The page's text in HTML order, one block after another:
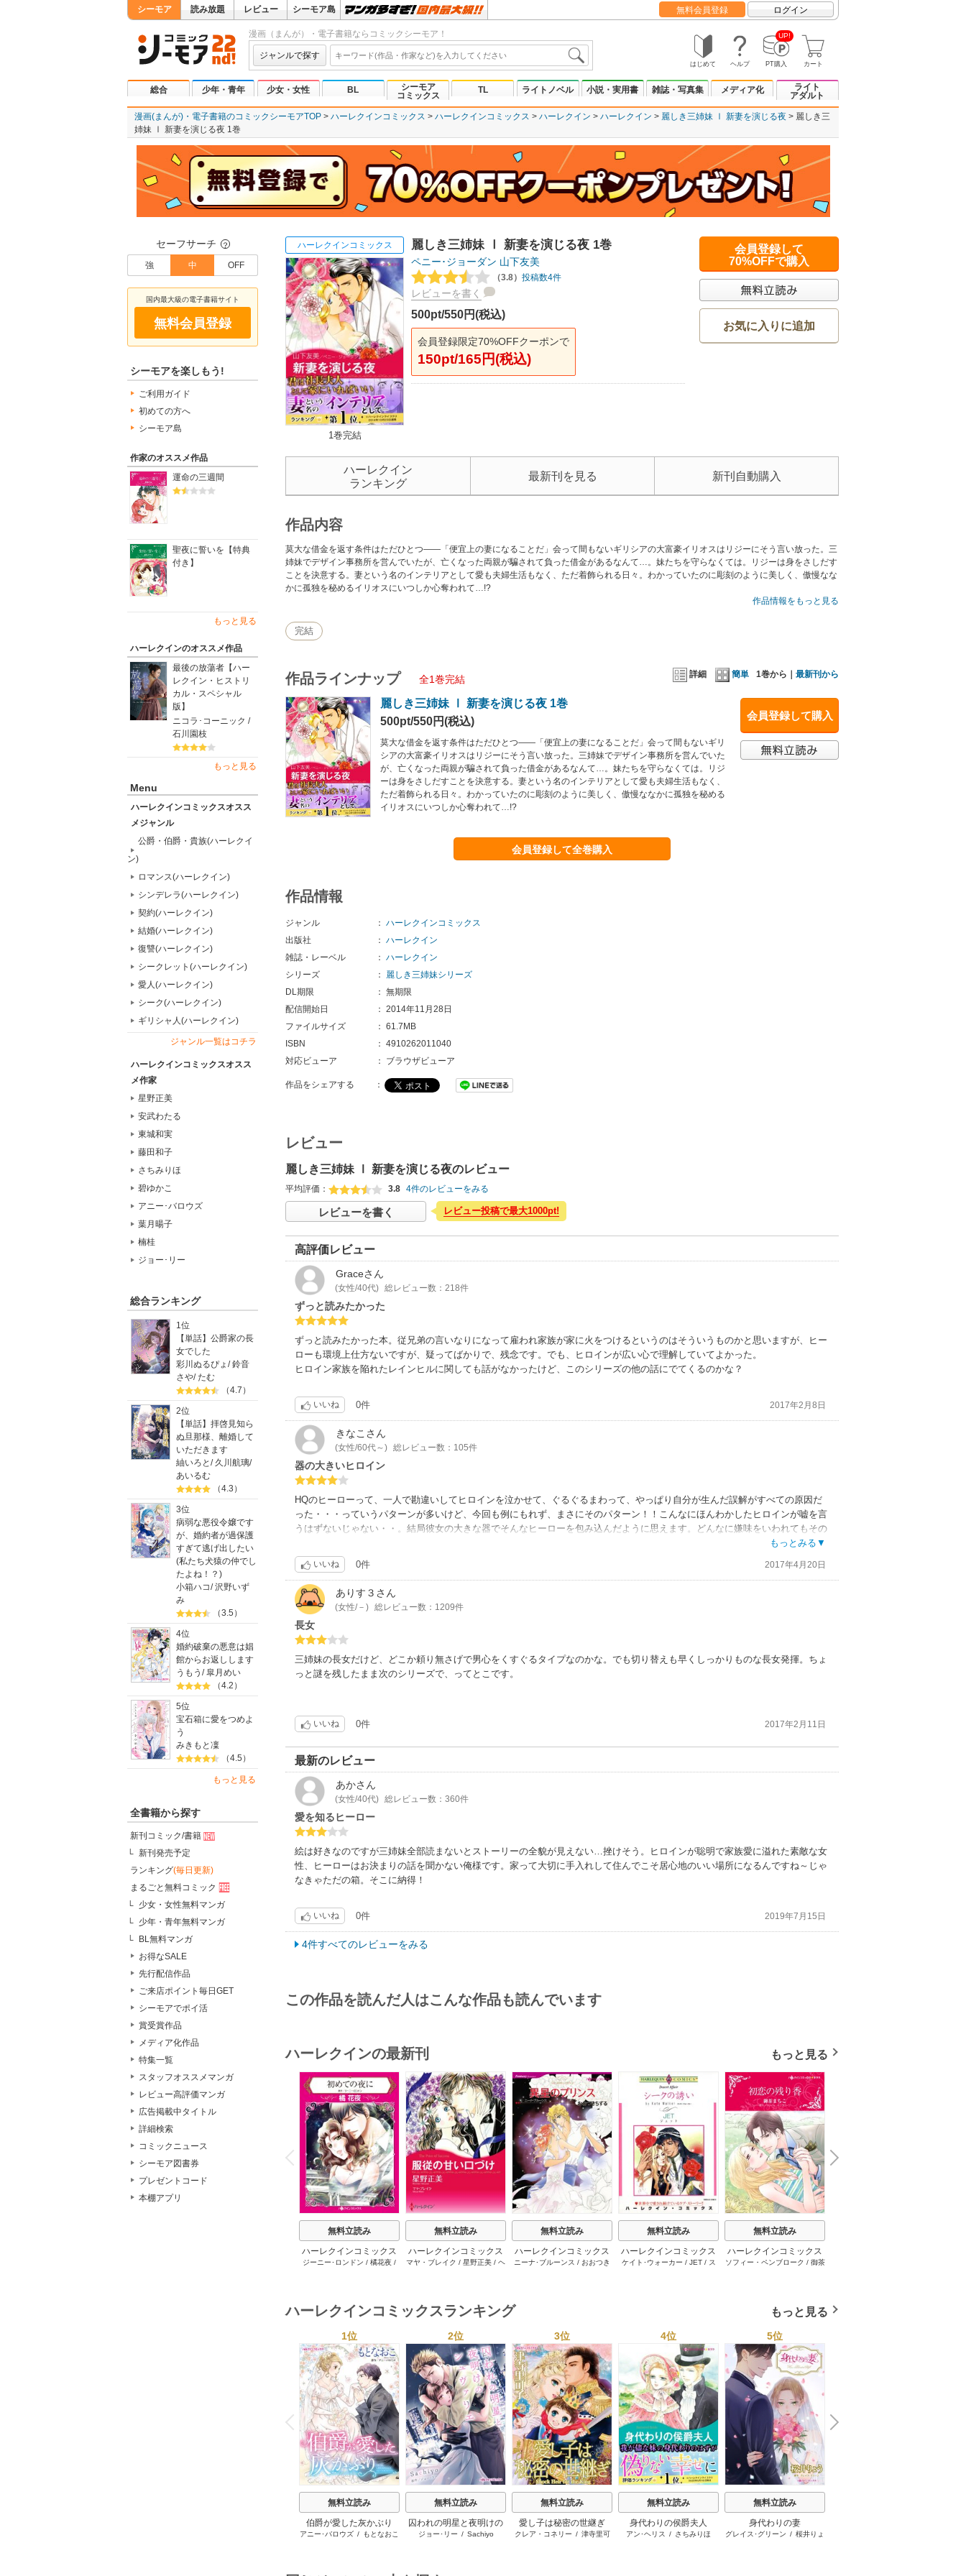
シーモア 読み放題 レビュー シーモア島 無料会員登録 ログイン
漫画（まんが）・電子書籍ならコミックシーモア！
ジャンルで探す
はじめて ヘルプ
UP!
PT購入 カート
総合 少年・青年 少女・女性 BL
シーモア
コミックス
TL ライトノベル 小説・実用書 雑誌・写真集 メディア化
ライト
アダルト
漫画(まんが)・電子書籍のコミックシーモアTOP ハーレクインコミックス ハーレクインコミックス ハーレクイン ハーレクイン 麗しき三姉妹 Ⅰ 新妻を演じる夜
麗しき三
姉妹 Ⅰ 新妻を演じる夜 1巻
セーフサーチ ？
強 中 OFF
国内最大級の電子書籍サイト
無料会員登録
シーモアを楽しもう!
ご利用ガイド
初めての方へ
シーモア島
作家のオススメ作品
運命の三週間
聖夜に誓いを【特典
付き】
もっと見る
ハーレクインのオススメ作品
最後の放蕩者【ハー
レクイン・ヒストリ
カル・スペシャル
版】
ニコラ･コーニック /
石川園枝
もっと見る
Menu
ハーレクインコミックスオスス
メジャンル
公爵・伯爵・貴族(ハーレクイ
ン)
ロマンス(ハーレクイン)
シンデレラ(ハーレクイン)
契約(ハーレクイン)
結婚(ハーレクイン)
復讐(ハーレクイン)
シークレット(ハーレクイン)
愛人(ハーレクイン)
シーク(ハーレクイン)
ギリシャ人(ハーレクイン)
ジャンル一覧はコチラ
ハーレクインコミックスオスス
メ作家
星野正美
安武わたる
東城和実
藤田和子
さちみりほ
碧ゆかこ
アニー･バロウズ
葉月暘子
楠桂
ジョー･リー
総合ランキング
1位
【単話】公爵家の長
女でした
彩川ぬるぴょ /鈴音
さや/たむ
（4.7）
2位
【単話】拝啓見知ら
ぬ旦那様、離婚して
いただきます
紬いろと / 久川航璃/
あいるむ
（4.3）
3位
病弱な悪役令嬢です
が、婚約者が過保護
すぎて逃げ出したい
(私たち犬猿の仲でし
たよね！？)
小箱ハコ/沢野いず
み
（3.5）
4位
婚約破棄の悪意は娼
館からお返しします
うもう /皐月めい
（4.2）
5位
宝石箱に愛をつめよ
う
みきもと凜
（4.5）
もっと見る
全書籍から探す
新刊コミック/書籍
新刊発売予定
ランキング(毎日更新)
まるごと無料コミック
少女・女性無料マンガ
少年・青年無料マンガ
BL無料マンガ
お得なSALE
先行配信作品
ご来店ポイント毎日GET
シーモアでポイ活
賞受賞作品
メディア化作品
特集一覧
スタッフオススメマンガ
レビュー高評価マンガ
広告掲載中タイトル
詳細検索
コミックニュース
シーモア図書券
プレゼントコード
本棚アプリ
ハーレクインコミックス
1巻完結
麗しき三姉妹 Ⅰ 新妻を演じる夜 1巻
ペニー･ジョーダン 山下友美
（3.8） 投稿数4件
レビューを書く
500pt/550円(税込)
会員登録限定70%OFFクーポンで
150pt/165円(税込)
会員登録して
70%OFFで購入
お気に入りに追加
ハーレクイン
ランキング
最新刊を見る 新刊自動購入
作品内容
莫大な借金を返す条件はただひとつ――「便宜上の妻になることだ」会って間もないギリシアの大富豪イリオスはリジーにそう言い放った。三
姉妹でデザイン事務所を営んでいたが、亡くなった両親が騙されて負った借金があるなんて…。妹たちを守らなくては。リジーは身をさしだす
ことを決意する。妻という名のインテリアとして愛も夫婦生活もなく、ただ着飾られる日々。わかっていたのに彫刻のように美しく、傲慢なな
かに孤独を秘めるイリオスにいつしか心奪われて…!?
作品情報をもっと見る
完結
詳細 簡単 1巻から｜ 最新刊から
作品ラインナップ 全1巻完結
会員登録して購入
麗しき三姉妹 Ⅰ 新妻を演じる夜 1巻
500pt/550円(税込)
莫大な借金を返す条件はただひとつ――「便宜上の妻になることだ」会って間もないギリ
シアの大富豪イリオスはリジーにそう言い放った。三姉妹でデザイン事務所を営んでいた
が、亡くなった両親が騙されて負った借金があるなんて…。妹たちを守らなくては。リジ
ーは身をさしだすことを決意する。妻という名のインテリアとして愛も夫婦生活もなく、
ただ着飾られる日々。わかっていたのに彫刻のように美しく、傲慢ななかに孤独を秘める
イリオスにいつしか心奪われて…!?
会員登録して全巻購入
作品情報
ジャンル ： ハーレクインコミックス
出版社
： ハーレクイン
雑誌・レーベル
： ハーレクイン
シリーズ
：
麗しき三姉妹シリーズ
DL期限
： 無期限
配信開始日
： 2014年11月28日
ファイルサイズ
： 61.7MB
ISBN
： 4910262011040
対応ビューア
： ブラウザビューア
作品をシェアする ：
レビュー
麗しき三姉妹 Ⅰ 新妻を演じる夜のレビュー
平均評価： 3.8 4件のレビューをみる
レビューを書く レビュー投稿で最大1000pt!
高評価レビュー
Graceさん
(女性/40代) 総レビュー数：218件
ずっと読みたかった
ずっと読みたかった本。従兄弟の言いなりになって雇われ家族が家に火をつけるというのはそういうものかと思いますが、ヒー
ローも環境上仕方ないですが、疑ってばかりで、残念です。でも、ヒロインが広い心で理解していてよかった。
ヒロイン家族を陥れたレインヒルに関しても話がなかったけど、このシリーズの他の話にでてくるのかな？
いいね 0件 2017年2月8日
きなこ さん
(女性/60代～) 総レビュー数：105件
器の大きいヒロイン
HQのヒーローって、一人で勘違いしてヒロインを泣かせて、ぐるぐるまわって、やっぱり自分が生んだ誤解がすべての原因だ
った・・・っていうパターンが多いけど、今回も例にもれず、まさにそのパターン！！こんなにほんわかしたヒロインが嘘を言
うはずないじゃない・・。結局彼女の大きな器でそんなヒーローを包み込んだように思えます。どんなに嫌味をいわれてもその
時一番いいことをする、ベストを尽くすそんなヒロイン！！大人の女性！です。ヒーローはそんな彼女を優しく守って添い遂げ
なければ・・あきませんで！！
もっとみる▼
いいね 0件 2017年4月20日
ありす３ さん
(女性/－) 総レビュー数：1209件
長女
三姉妹の長女だけど、どこか頼り無さげで男心をくすぐるタイプなのかな。でも切り替えも早くしっかりものな長女発揮。ちょ
っと謎を残したまま次のシリーズで、ってとこです。
いいね 0件 2017年2月11日
最新のレビュー
あかさん
(女性/40代) 総レビュー数：360件
愛を知るヒーロー
絵は好きなのですが三姉妹全部読まないとストーリーの全貌が見えない…挫けそう。ヒロインが聡明で家族愛に溢れた素敵な女
性、ヒーローはお決まりの話を聞かない俺様です。家って大切に手入れして住んでこそ居心地のいい場所になるんですね～じゃ
なきゃただの箱。そこに納得！
いいね 0件 2019年7月15日
4件すべてのレビューをみる
この作品を読んだ人はこんな作品も読んでいます
ハーレクインの最新刊 もっと見る
P
r
e
i
o
u
s
無料立読み
ハーレクインコミックス
セット 2026年 vol.1064
ジーニー･ロンドン / 橘花夜 /
無料立読み
ハーレクインコミックス
セット 2026年 vol.1002
マヤ・ブレイク / 星野正美 / ヘ
無料立読み
ハーレクインコミックス
セット 2026年 vol.1063
ニーナ･ブルーンス / おおつき
無料立読み
ハーレクインコミックス
セット 2026年 vol.1001
ケイト･ウォーカー / JET/ ス
無料立読み
ハーレクインコミックス
セット 2026年 vol.1062
ソフィー・ペンブローク / 御茶
一ノ関りん子
N
e
x
t
ハーレクインコミックスランキング もっと見る
P
r
e
v
i
o
u
s
1位
無料立読み
伯爵が愛した灰かぶり
アニー･バロウズ / もとなおこ
2位
無料立読み
囚われの明星と夜明けの
シュヴァリエ
ジョー･リー / Sachiyo
3位
無料立読み
愛し子は秘密の世継ぎ
クレア・コネリー / 津寺里可
4位
無料立読み
身代わりの侯爵夫人
アン･ヘリス / さちみりほ
5位
無料立読み
身代わりの妻
グレイス･グリーン / 桜井りょ
N
e
x
t